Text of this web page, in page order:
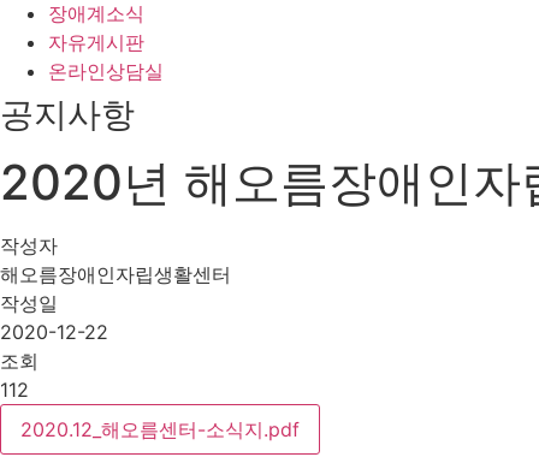
장애계소식
자유게시판
온라인상담실
공지사항
2020년 해오름장애인자
작성자
해오름장애인자립생활센터
작성일
2020-12-22
조회
112
2020.12_해오름센터-소식지.pdf